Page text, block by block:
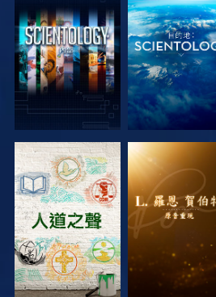
探索系列節目 探索系列節目